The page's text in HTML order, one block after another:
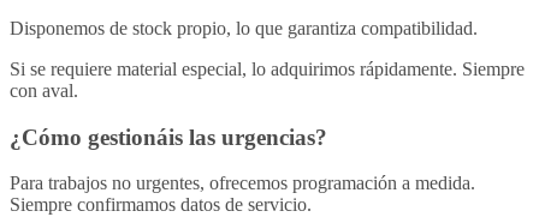
Disponemos de stock propio, lo que garantiza compatibilidad.
Si se requiere material especial, lo adquirimos rápidamente. Siempre
con aval.
¿Cómo gestionáis las urgencias?
Para trabajos no urgentes, ofrecemos programación a medida.
Siempre confirmamos datos de servicio.